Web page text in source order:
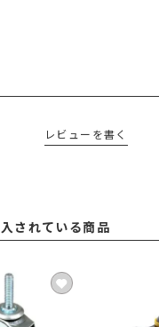
レビューを書く
されている商品